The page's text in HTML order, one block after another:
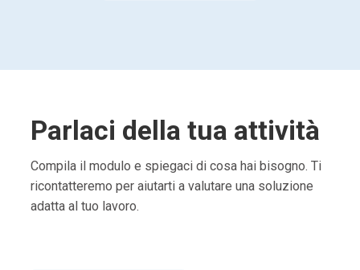
Parlaci della tua attività
Compila il modulo e spiegaci di cosa hai bisogno. Ti
ricontatteremo per aiutarti a valutare una soluzione
adatta al tuo lavoro.